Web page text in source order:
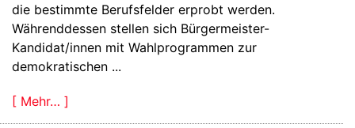
die bestimmte Berufsfelder erprobt werden.
Währenddessen stellen sich Bürgermeister-
Kandidat/innen mit Wahlprogrammen zur
demokratischen ...
[ Mehr… ]